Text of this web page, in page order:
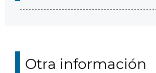
Otra información